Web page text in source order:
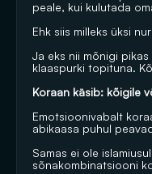
peale, kui kulutada
Ehk siis milleks üksi
Ja eks nii mõnigi
klaaspurki topituna.
Koraan käsib: kõigile
Emotsioonivabalt
abikaasa puhul
Samas ei ole
sõnakombinatsiooni